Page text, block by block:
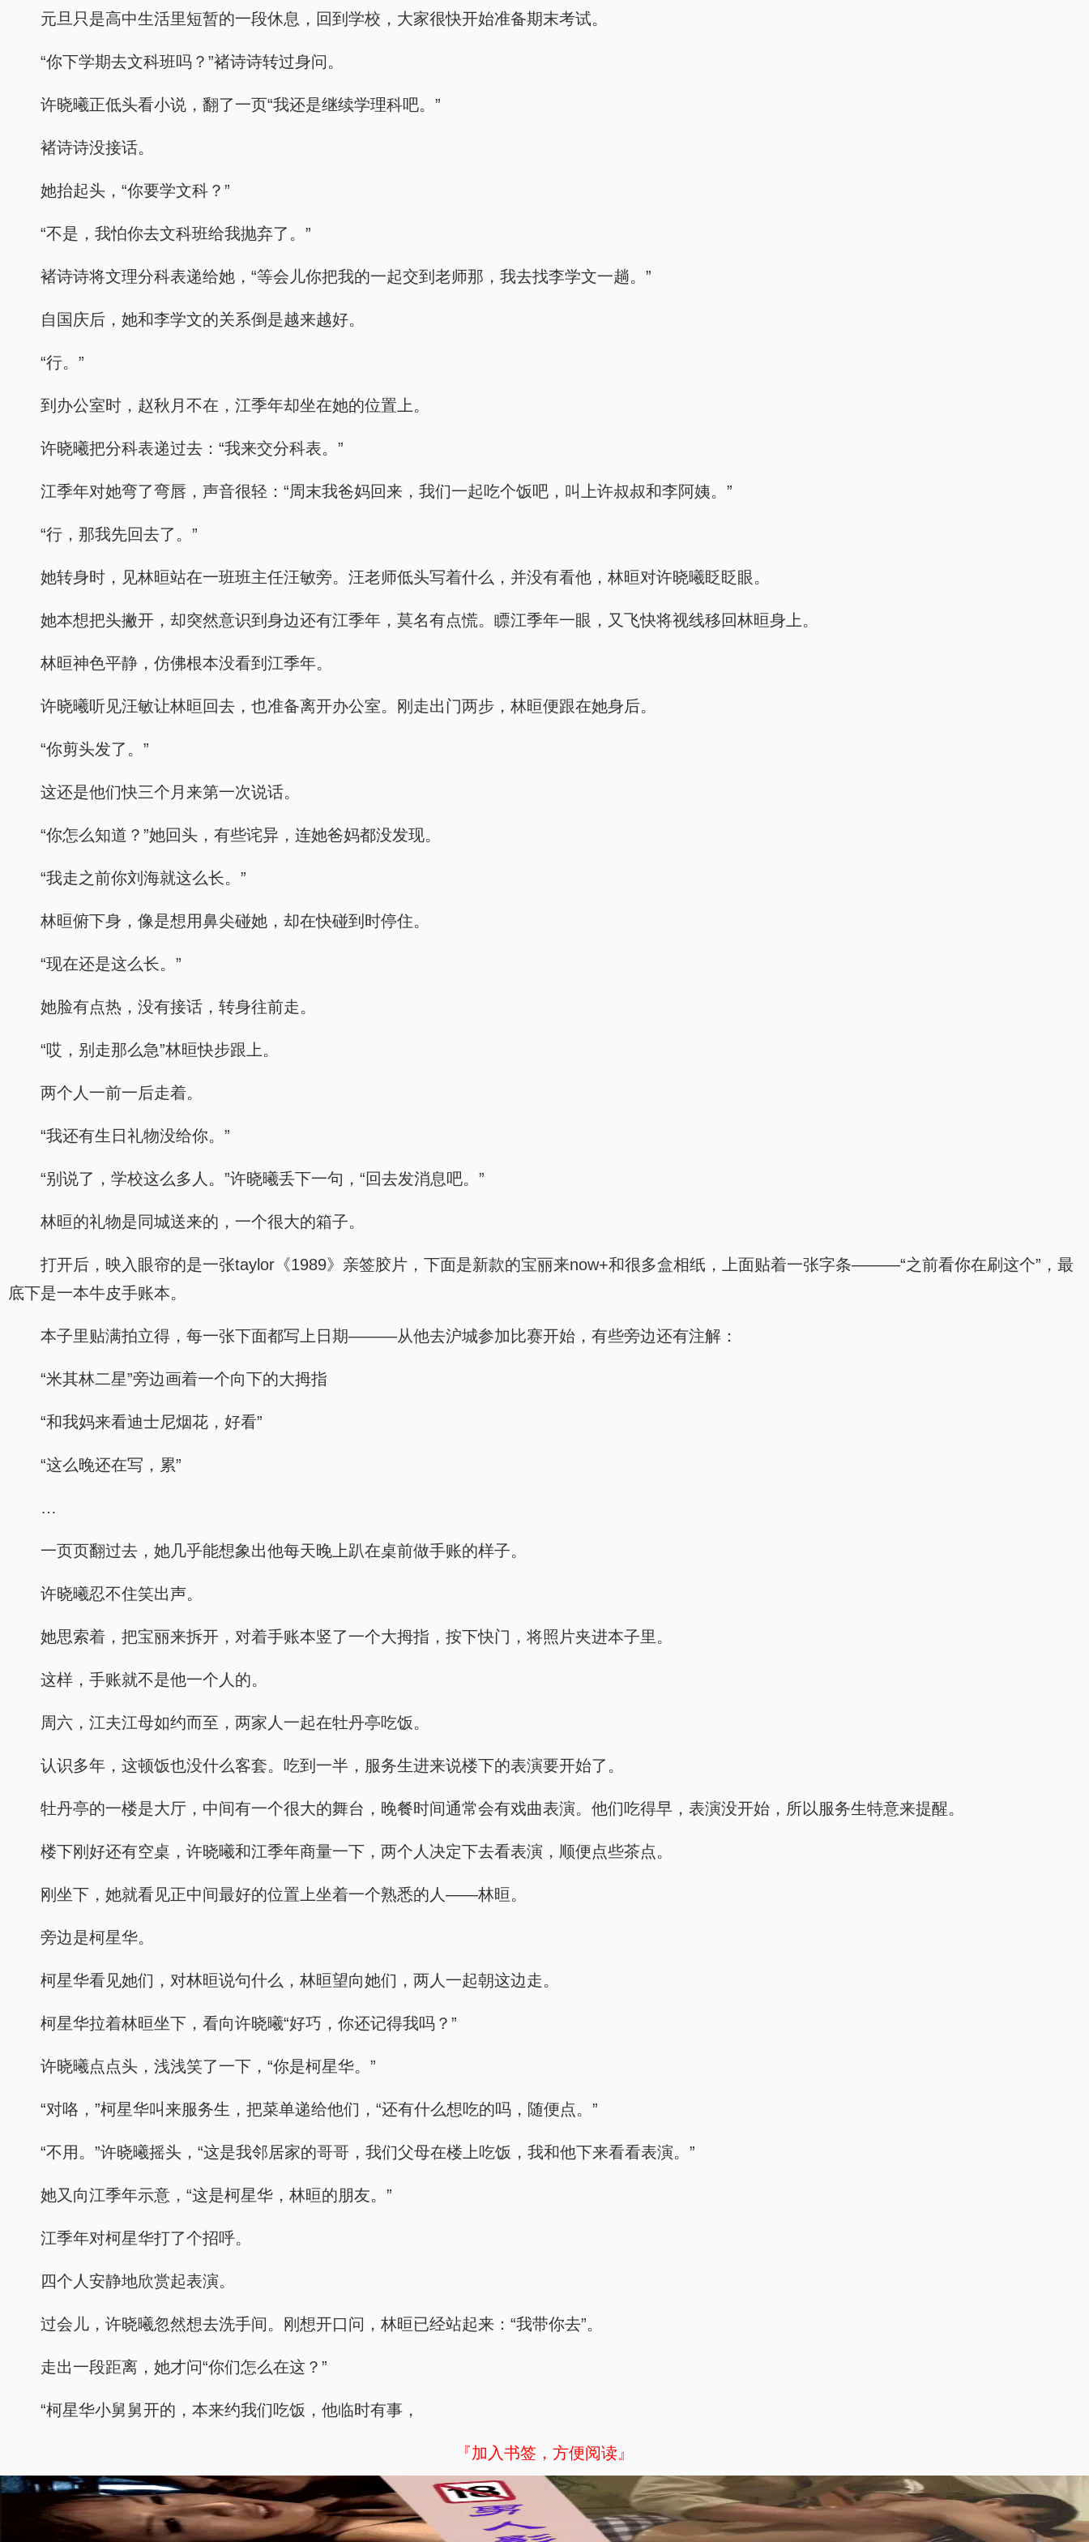
元旦只是高中生活里短暂的一段休息，回到学校，大家很快开始准备期末考试。
“你下学期去文科班吗？”褚诗诗转过身问。
许晓曦正低头看小说，翻了一页“我还是继续学理科吧。”
褚诗诗没接话。
她抬起头，“你要学文科？”
“不是，我怕你去文科班给我抛弃了。”
褚诗诗将文理分科表递给她，“等会儿你把我的一起交到老师那，我去找李学文一趟。”
自国庆后，她和李学文的关系倒是越来越好。
“行。”
到办公室时，赵秋月不在，江季年却坐在她的位置上。
许晓曦把分科表递过去：“我来交分科表。”
江季年对她弯了弯唇，声音很轻：“周末我爸妈回来，我们一起吃个饭吧，叫上许叔叔和李阿姨。”
“行，那我先回去了。”
她转身时，见林晅站在一班班主任汪敏旁。汪老师低头写着什么，并没有看他，林晅对许晓曦眨眨眼。
她本想把头撇开，却突然意识到身边还有江季年，莫名有点慌。瞟江季年一眼，又飞快将视线移回林晅身上。
林晅神色平静，仿佛根本没看到江季年。
许晓曦听见汪敏让林晅回去，也准备离开办公室。刚走出门两步，林晅便跟在她身后。
“你剪头发了。”
这还是他们快三个月来第一次说话。
“你怎么知道？”她回头，有些诧异，连她爸妈都没发现。
“我走之前你刘海就这么长。”
林晅俯下身，像是想用鼻尖碰她，却在快碰到时停住。
“现在还是这么长。”
她脸有点热，没有接话，转身往前走。
“哎，别走那么急”林晅快步跟上。
两个人一前一后走着。
“我还有生日礼物没给你。”
“别说了，学校这么多人。”许晓曦丢下一句，“回去发消息吧。”
林晅的礼物是同城送来的，一个很大的箱子。
打开后，映入眼帘的是一张taylor《1989》亲签胶片，下面是新款的宝丽来now+和很多盒相纸，上面贴着一张字条———“之前看你在刷这个”，最
底下是一本牛皮手账本。
本子里贴满拍立得，每一张下面都写上日期———从他去沪城参加比赛开始，有些旁边还有注解：
“米其林二星”旁边画着一个向下的大拇指
“和我妈来看迪士尼烟花，好看”
“这么晚还在写，累”
…
一页页翻过去，她几乎能想象出他每天晚上趴在桌前做手账的样子。
许晓曦忍不住笑出声。
她思索着，把宝丽来拆开，对着手账本竖了一个大拇指，按下快门，将照片夹进本子里。
这样，手账就不是他一个人的。
周六，江夫江母如约而至，两家人一起在牡丹亭吃饭。
认识多年，这顿饭也没什么客套。吃到一半，服务生进来说楼下的表演要开始了。
牡丹亭的一楼是大厅，中间有一个很大的舞台，晚餐时间通常会有戏曲表演。他们吃得早，表演没开始，所以服务生特意来提醒。
楼下刚好还有空桌，许晓曦和江季年商量一下，两个人决定下去看表演，顺便点些茶点。
刚坐下，她就看见正中间最好的位置上坐着一个熟悉的人——林晅。
旁边是柯星华。
柯星华看见她们，对林晅说句什么，林晅望向她们，两人一起朝这边走。
柯星华拉着林晅坐下，看向许晓曦“好巧，你还记得我吗？”
许晓曦点点头，浅浅笑了一下，“你是柯星华。”
“对咯，”柯星华叫来服务生，把菜单递给他们，“还有什么想吃的吗，随便点。”
“不用。”许晓曦摇头，“这是我邻居家的哥哥，我们父母在楼上吃饭，我和他下来看看表演。”
她又向江季年示意，“这是柯星华，林晅的朋友。”
江季年对柯星华打了个招呼。
四个人安静地欣赏起表演。
过会儿，许晓曦忽然想去洗手间。刚想开口问，林晅已经站起来：“我带你去”。
走出一段距离，她才问“你们怎么在这？”
“柯星华小舅舅开的，本来约我们吃饭，他临时有事，
『加入书签，方便阅读』